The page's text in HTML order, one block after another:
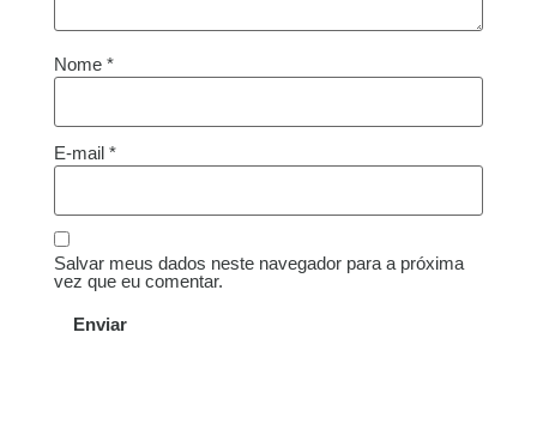
Nome *
E-mail *
Salvar meus dados neste navegador para a próxima
vez que eu comentar.